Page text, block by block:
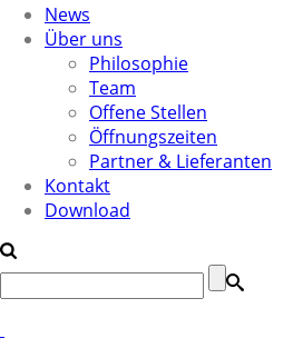
News
Über uns
Philosophie
Team
Offene Stellen
Öffnungszeiten
Partner & Lieferanten
Kontakt
Download